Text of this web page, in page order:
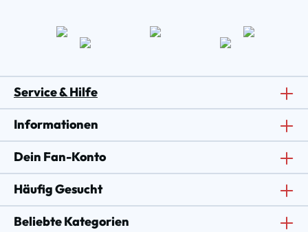
Service & Hilfe
Informationen
Dein Fan-Konto
Häufig Gesucht
Beliebte Kategorien